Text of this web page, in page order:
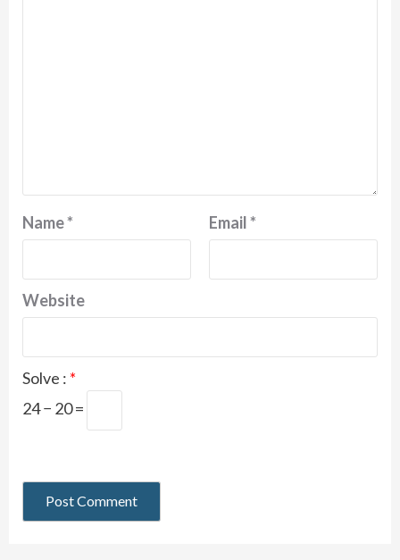
Name* Email*
Website
Solve : *
24 − 20 =